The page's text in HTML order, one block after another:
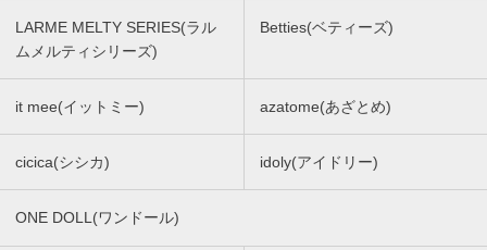
LARME MELTY SERIES(ラル
ムメルティシリーズ)
Betties(ベティーズ)
it mee(イットミー) azatome(あざとめ)
cicica(シシカ) idoly(アイドリー)
ONE DOLL(ワンドール)